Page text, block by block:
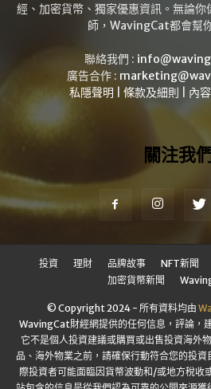
經、加密貨幣、獨家優惠資訊。無論
師，WavingCat都會幫
聯絡我們 :
廣告合作 :
私隱聲明
條款及細則 內
關注我
投資 理財 品牌故事 NFT新聞
加密貨幣新聞
© Copyright 2024 - 所有資料均由
WavingCat財經網提供的任何信息，評論，
它不是個人投資建議或購買或出售投資海外
品、海外物業之前，請確保行動符合您的投
際投資者可能面臨因貨幣波動和/或地方稅收